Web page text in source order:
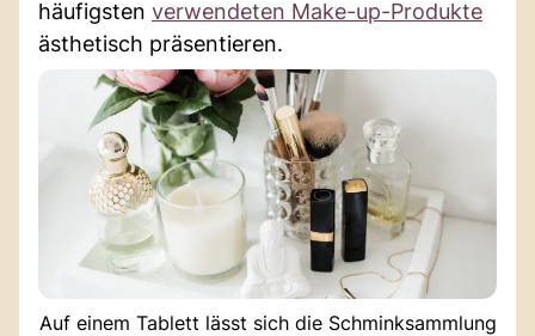
häufigsten verwendeten Make-up-Produkte
ästhetisch präsentieren.
Auf einem Tablett lässt sich die Schminksammlung